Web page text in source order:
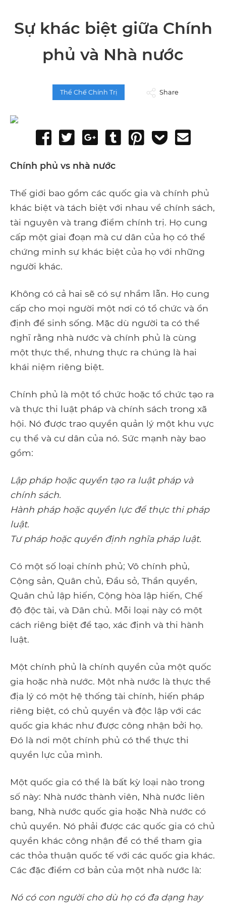
Sự khác biệt giữa Chính
phủ và Nhà nước
Thể Chế Chính Trị Share
Share
Facebook
Tweet
Share
Google+
Post
Pin
Add
Chính phủ vs nhà nước
Thế giới bao gồm các quốc gia và chính phủ
khác biệt và tách biệt với nhau về chính sách,
tài nguyên và trang điểm chính trị. Họ cung
cấp một giai đoạn mà cư dân của họ có thể
chứng minh sự khác biệt của họ với những
người khác.
Không có cả hai sẽ có sự nhầm lẫn. Họ cung
cấp cho mọi người một nơi có tổ chức và ổn
định để sinh sống. Mặc dù người ta có thể
nghĩ rằng nhà nước và chính phủ là cùng
một thực thể, nhưng thực ra chúng là hai
khái niệm riêng biệt.
Chính phủ là một tổ chức hoặc tổ chức tạo ra
và thực thi luật pháp và chính sách trong xã
hội. Nó được trao quyền quản lý một khu vực
cụ thể và cư dân của nó. Sức mạnh này bao
gồm:
Lập pháp hoặc quyền tạo ra luật pháp và
chính sách.
Hành pháp hoặc quyền lực để thực thi pháp
luật.
Tư pháp hoặc quyền định nghĩa pháp luật.
Có một số loại chính phủ; Vô chính phủ,
Cộng sản, Quân chủ, Đầu sỏ, Thần quyền,
Quân chủ lập hiến, Cộng hòa lập hiến, Chế
độ độc tài, và Dân chủ. Mỗi loại này có một
cách riêng biệt để tạo, xác định và thi hành
luật.
Một chính phủ là chính quyền của một quốc
gia hoặc nhà nước. Một nhà nước là thực thể
địa lý có một hệ thống tài chính, hiến pháp
riêng biệt, có chủ quyền và độc lập với các
quốc gia khác như được công nhận bởi họ.
Đó là nơi một chính phủ có thể thực thi
quyền lực của mình.
Một quốc gia có thể là bất kỳ loại nào trong
số này: Nhà nước thành viên, Nhà nước liên
bang, Nhà nước quốc gia hoặc Nhà nước có
chủ quyền. Nó phải được các quốc gia có chủ
quyền khác công nhận để có thể tham gia
các thỏa thuận quốc tế với các quốc gia khác.
Các đặc điểm cơ bản của một nhà nước là:
Nó có con người cho dù họ có đa dạng hay